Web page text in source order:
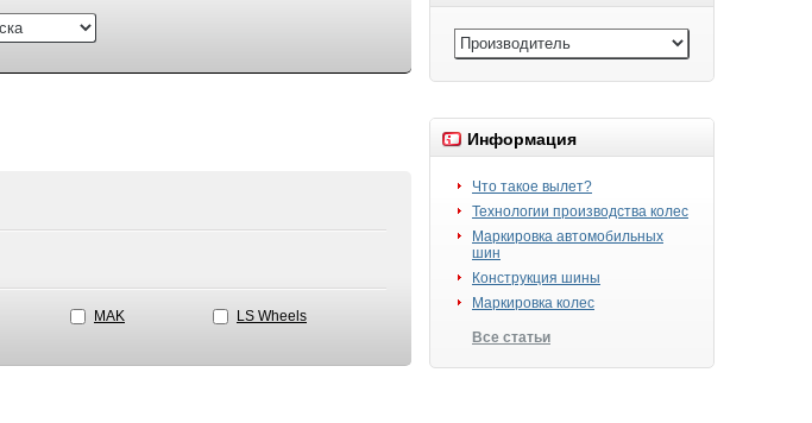
Информация
Что такое вылет?
Технологии производства колес
Маркировка автомобильных
шин
Конструкция шины
Маркировка колес
Все статьи
MAK LS Wheels